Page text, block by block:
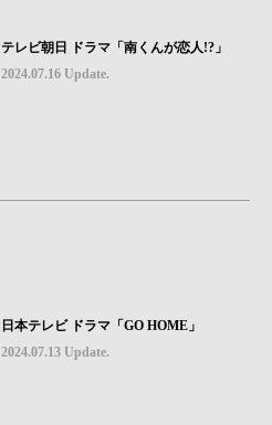
テレビ朝日 ドラマ「南くんが恋人!?」
2024.07.16 Update.
日本テレビ ドラマ「GO HOME」
2024.07.13 Update.